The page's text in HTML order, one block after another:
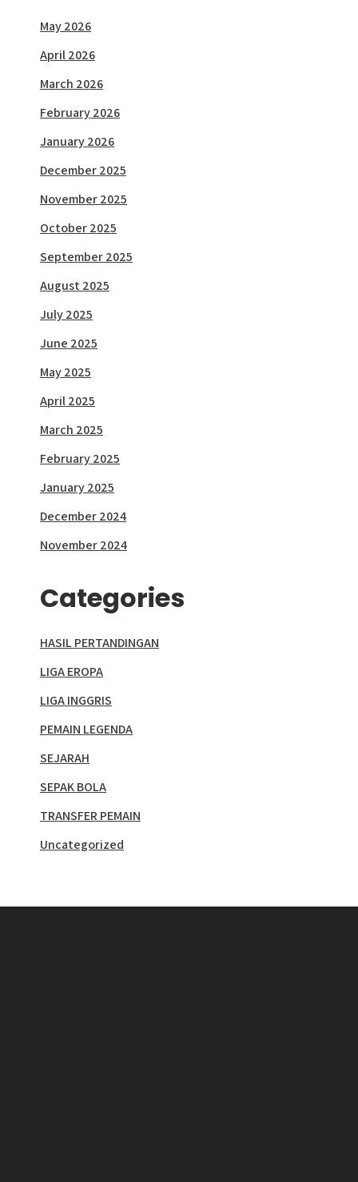
May 2026
April 2026
March 2026
February 2026
January 2026
December 2025
November 2025
October 2025
September 2025
August 2025
July 2025
June 2025
May 2025
April 2025
March 2025
February 2025
January 2025
December 2024
November 2024
Categories
HASIL PERTANDINGAN
LIGA EROPA
LIGA INGGRIS
PEMAIN LEGENDA
SEJARAH
SEPAK BOLA
TRANSFER PEMAIN
Uncategorized